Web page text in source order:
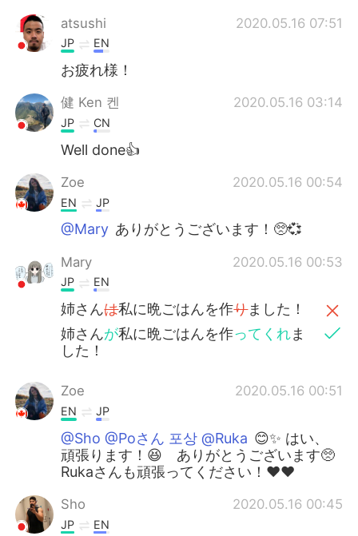
Türkçe
Português
atsushi 2020.05.16 07:51
JP EN
お疲れ様！
健 Ken 켄 2020.05.16 03:14
JP CN
Well done👍
Zoe 2020.05.16 00:54
EN JP
@Mary ありがとうございます！🥺💞
Mary 2020.05.16 00:53
JP EN
姉さんは私に晩ごはんを作りました！
姉さんが私に晩ごはんを作ってくれま
した！
Zoe 2020.05.16 00:51
EN JP
@Sho @Poさん 포상 @Ruka 😊✨ はい、
頑張ります！😆 ありがとうございます🥺
Rukaさんも頑張ってください！❤️❤️
Sho 2020.05.16 00:45
JP EN